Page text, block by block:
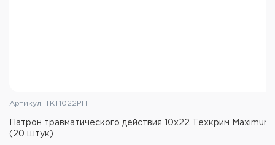
Артикул: ТКТ1022РП
Патрон травматического действия 10х22 Техкрим Maximum
(20 штук)